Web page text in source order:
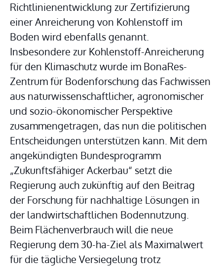
Richtlinienentwicklung zur Zertifizierung
einer Anreicherung von Kohlenstoff im
Boden wird ebenfalls genannt.
Insbesondere zur Kohlenstoff-Anreicherung
für den Klimaschutz wurde im BonaRes-
Zentrum für Bodenforschung das Fachwissen
aus naturwissenschaftlicher, agronomischer
und sozio-ökonomischer Perspektive
zusammengetragen, das nun die politischen
Entscheidungen unterstützen kann. Mit dem
angekündigten Bundesprogramm
„Zukunftsfähiger Ackerbau“ setzt die
Regierung auch zukünftig auf den Beitrag
der Forschung für nachhaltige Lösungen in
der landwirtschaftlichen Bodennutzung.
Beim Flächenverbrauch will die neue
Regierung dem 30-ha-Ziel als Maximalwert
für die tägliche Versiegelung trotz